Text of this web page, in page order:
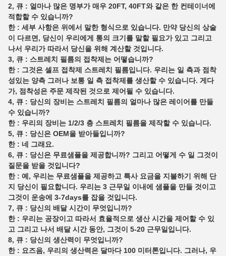
2, 큐 : 얼마나 많은 명부가 매우 20FT, 40FT와 같은 한 컨테이너에
적합할 수 있습니까?
한 : 세부 사항은 위에서 말한 형식으로 있습니다. 만약 당신의 상술
이 다르면, 당신이 우리에게 통의 크기를 말할 필요가 있고 그리고
나서 우리가 따라서 당신을 위해 계산할 것입니다.
3, 큐 : 스트레치 필름의 접착제는 어떻습니까?
한 : 그것은 셀프 접착제 스트레치 필름입니다. 우리는 일 측과 점착
성있는 양측 그러나 보통 일 측 접착제를 생산할 수 있습니다. 게다
가, 점착성은 주문 제작된 것으로 제어될 수 있습니다.
4, 큐 : 당신의 장비는 스트레치 필름의 얼마나 많은 레이어를 만들
수 있습니까?
한 : 우리의 장비는 1/2/3 층 스트레치 필름을 제작할 수 있습니다.
5, 큐 : 당신은 OEM을 받아들입니까?
한 : 네 그래요.
6, 큐 : 당신은 무료샘플을 제공합니까? 그리고 어떻게 수 일 그것이
질문을 받을 것입니다?
한 : 예, 우리는 무료샘플을 제공하고 특사 요금을 지불하기 위해 단
지 당신이 필요합니다. 우리는 3 근무일 이내에 샘플을 만들 것이고
그것이 운송에 3-7days를 잡을 것입니다.
7, 큐 : 당신의 배달 시간이 무엇입니까?
한 : 우리는 공장이고 따라서 효율적으로 생산 시간을 제어할 수 있
고 그리고 나서 배달 시간 동안, 그것이 5-20 근무일입니다.
8, 큐 : 당신의 생산력이 무엇입니까?
한 : 요즈음, 우리의 생산력은 달마다 100 미터톤입니다. 그러나, 우